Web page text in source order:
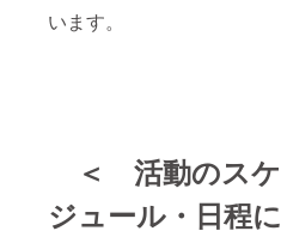
います。
＜ 活動のスケ
ジュール・日程に